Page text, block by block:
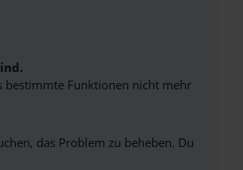
bestimmte Funktionen nicht mehr
das Problem zu beheben. Du